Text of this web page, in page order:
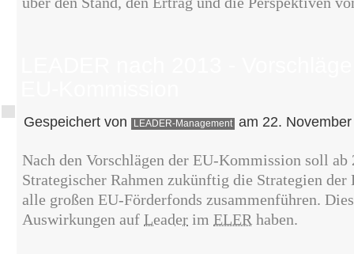
Gespeichert von LEADER-Management am 22.
Nach den Vorschlägen der EU-Kommission soll ab
Strategischer Rahmen zukünftig die Strategien
alle großen EU-Förderfonds zusammenführen.
Auswirkungen auf Leader im ELER haben.